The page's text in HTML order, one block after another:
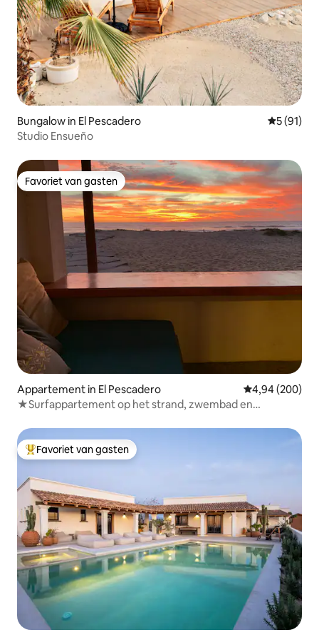
Bungalow in El Pescadero
5 (91)
Studio Ensueño
Favoriet van gasten
Favoriet van gasten
Appartement in El Pescadero Gemiddelde
4,94 (200)
★Surfappartement op het strand, zwembad en
Topfavoriet van gasten
Favoriet van gasten